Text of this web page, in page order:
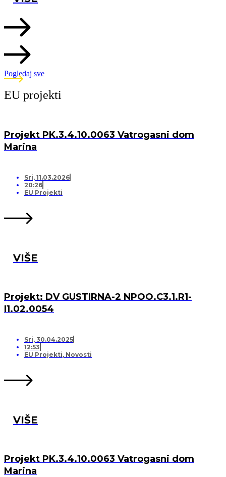
Pogledaj sve
EU projekti
Projekt PK.3.4.10.0063 Vatrogasni dom
Marina
Sri, 11.03.2026
20:26
EU Projekti
VIŠE
Projekt: DV GUSTIRNA-2 NPOO.C3.1.R1-
I1.02.0054
Sri, 30.04.2025
12:53
EU Projekti, Novosti
VIŠE
Projekt PK.3.4.10.0063 Vatrogasni dom
Marina